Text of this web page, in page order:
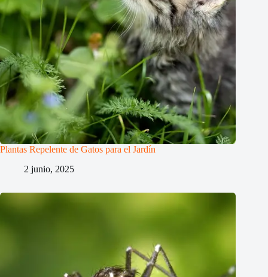
Plantas Repelente de Gatos para el Jardín
2 junio, 2025